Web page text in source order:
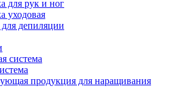
для рук и ног
уходовая
депиляции
система
продукция для наращивания